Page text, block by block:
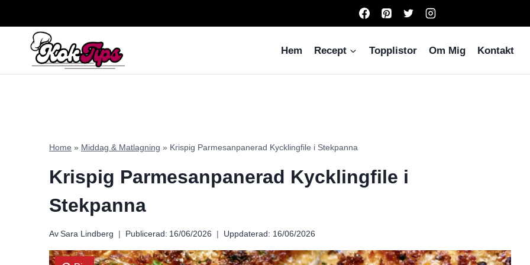
Hem
Recept Topplistor Om Mig Kontakt
Home » Middag & Matlagning » Krispig Parmesanpanerad Kycklingfile i Stekpanna
Krispig Parmesanpanerad Kycklingfile i
Stekpanna
Av Sara Lindberg Publicerad: 16/06/2026 Uppdaterad: 16/06/2026